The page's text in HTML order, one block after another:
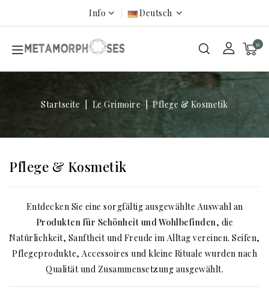
Info Deutsch
0
Startseite Le Grimoire Pflege & Kosmetik
Pflege & Kosmetik
Entdecken Sie eine sorgfältig ausgewählte Auswahl an
Produkten für Schönheit und Wohlbefinden, die
Natürlichkeit, Sanftheit und Freude im Alltag vereinen. Seifen,
Pflegeprodukte, Accessoires und kleine Rituale wurden nach
Qualität und Zusammensetzung ausgewählt.